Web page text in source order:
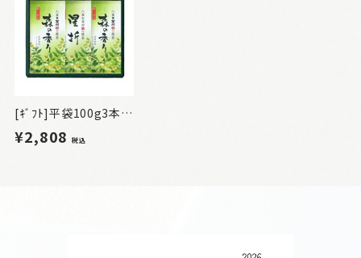
[ｷﾞﾌﾄ]平袋100g3本入ｾｯﾄ（森・星折）
¥2,808税込